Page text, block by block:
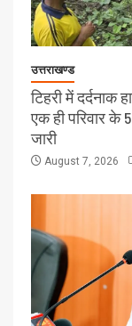
उत्तराखण्ड
टिहरी में दर्दनाक
एक ही परिवार के
जारी
August 7, 2026